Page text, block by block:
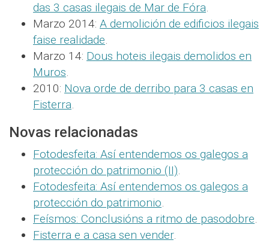
das 3 casas ilegais de Mar de Fóra.
Marzo 2014: A demolición de edificios ilegais
faise realidade.
Marzo 14: Dous hoteis ilegais demolidos en
Muros.
2010: Nova orde de derribo para 3 casas en
Fisterra.
Novas relacionadas
Fotodesfeita: Así entendemos os galegos a
protección do patrimonio (II).
Fotodesfeita: Así entendemos os galegos a
protección do patrimonio.
Feísmos: Conclusións a ritmo de pasodobre.
Fisterra e a casa sen vender.